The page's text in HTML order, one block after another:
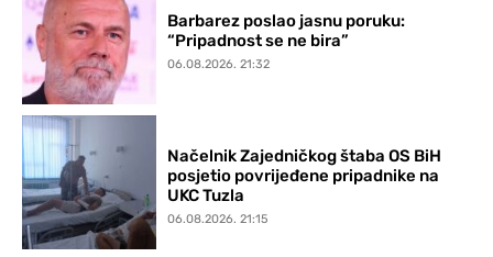
Barbarez poslao jasnu poruku:
“Pripadnost se ne bira”
06.08.2026. 21:32
Načelnik Zajedničkog štaba OS BiH
posjetio povrijeđene pripadnike na
UKC Tuzla
06.08.2026. 21:15